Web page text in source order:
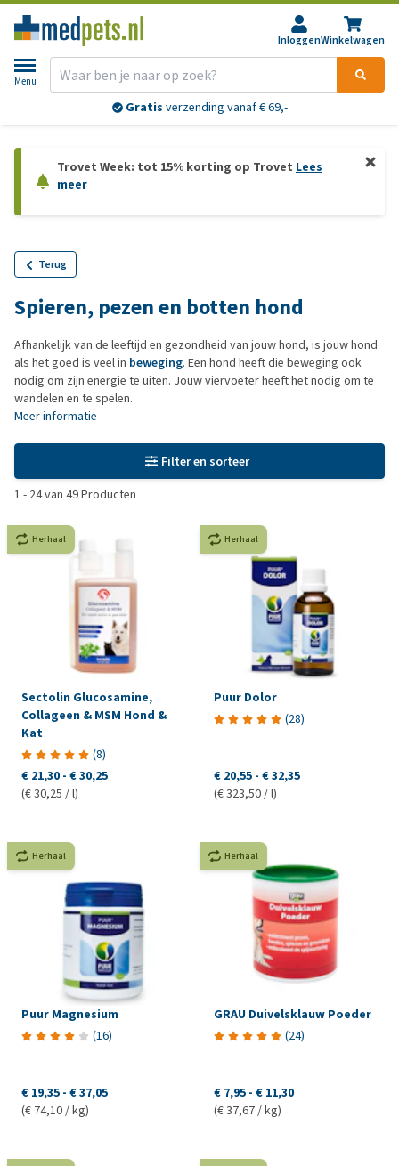
InloggenWinkelwagen
Menu
Gratis verzending vanaf € 69,-
Trovet Week: tot 15% korting op Trovet Lees
meer
Terug
Spieren, pezen en botten hond
Afhankelijk van de leeftijd en gezondheid van jouw hond, is jouw hond
als het goed is veel in beweging. Een hond heeft die beweging ook
nodig om zijn energie te uiten. Jouw viervoeter heeft het nodig om te
wandelen en te spelen.
Meer informatie
Filter en sorteer
1 - 24van 49Producten
Herhaal
Sectolin Glucosamine,
Collageen & MSM Hond &
Kat
(8)
€ 21,30 - € 30,25
(€ 30,25 / l)
Herhaal
Puur Dolor
(28)
€ 20,55 - € 32,35
(€ 323,50 / l)
Herhaal
Puur Magnesium
(16)
€ 19,35 - € 37,05
(€ 74,10 / kg)
Herhaal
GRAU Duivelsklauw Poeder
(24)
€ 7,95 - € 11,30
(€ 37,67 / kg)